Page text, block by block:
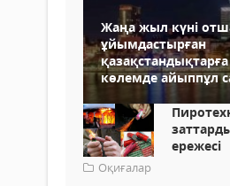
Жаңа жыл күні
ұйымдастырған
көлемде айыппұл
ережесі
Оқиғалар